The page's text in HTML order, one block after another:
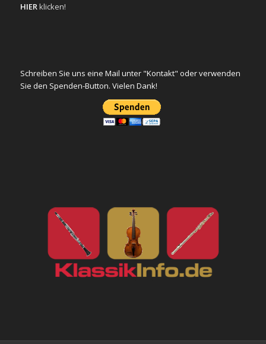
HIERklicken!
Schreiben Sie uns eine Mail unter "Kontakt" oder verwenden
Sie den Spenden-Button. Vielen Dank!